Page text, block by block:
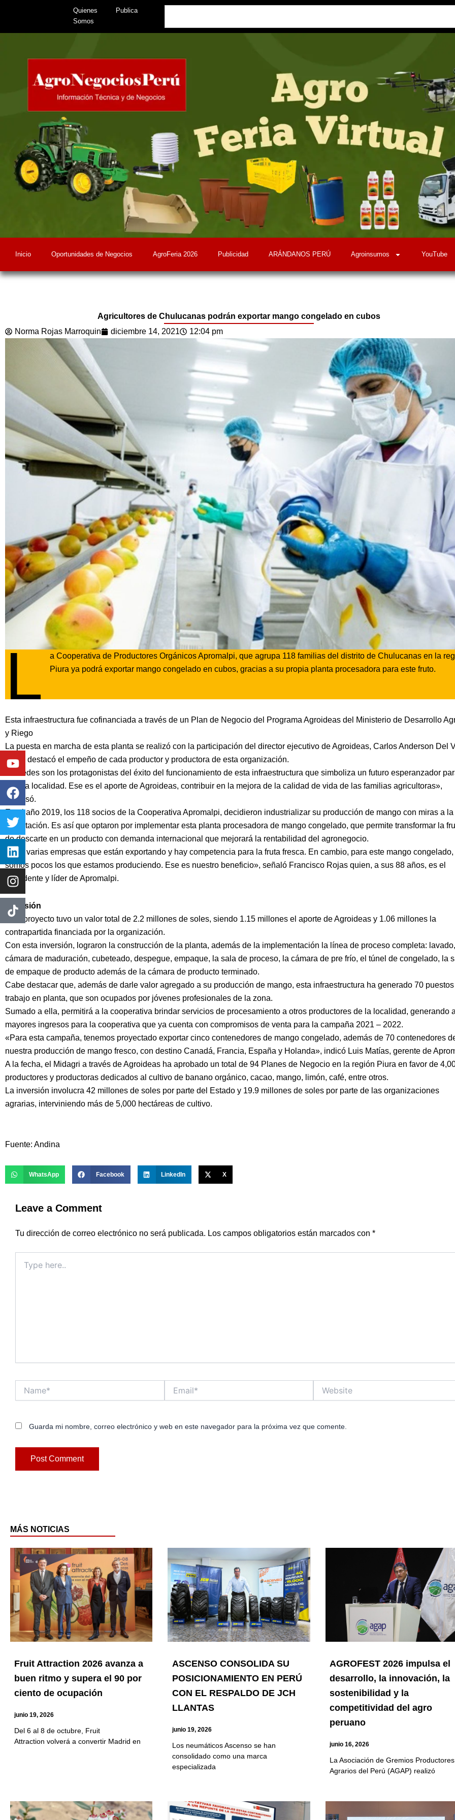
content
Quienes
Somos
Publica
Inicio Oportunidades de Negocios AgroFeria 2026 Publicidad ARÁNDANOS PERÚ Agroinsumos YouTube
Agricultores de Chulucanas podrán exportar mango congelado en cubos
Norma Rojas Marroquin
diciembre 14, 2021 12:04 pm
L
a Cooperativa de Productores Orgánicos Apromalpi, que agrupa 118 familias del distrito de Chulucanas en la
Piura ya podrá exportar mango congelado en cubos, gracias a su propia planta procesadora para este fruto.
Esta infraestructura fue cofinanciada a través de un Plan de Negocio del Programa Agroideas del Ministerio de Desarrollo
y Riego
La puesta en marcha de esta planta se realizó con la participación del director ejecutivo de Agroideas, Carlos Anderson Del
quien destacó el empeño de cada productor y productora de esta organización.
«Ustedes son los protagonistas del éxito del funcionamiento de esta infraestructura que simboliza un futuro esperanzador
toda la localidad. Ese es el aporte de Agroideas, contribuir en la mejora de la calidad de vida de las familias agricultoras»,
expresó.
En el año 2019, los 118 socios de la Cooperativa Apromalpi, decidieron industrializar su producción de mango con miras a la
exportación. Es así que optaron por implementar esta planta procesadora de mango congelado, que permite transformar la
de descarte en un producto con demanda internacional que mejorará la rentabilidad del agronegocio.
«Hay varias empresas que están exportando y hay competencia para la fruta fresca. En cambio, para este mango congelado,
somos pocos los que estamos produciendo. Ese es nuestro beneficio», señaló Francisco Rojas quien, a sus 88 años, es el
presidente y líder de Apromalpi.
Inversión
Este proyecto tuvo un valor total de 2.2 millones de soles, siendo 1.15 millones el aporte de Agroideas y 1.06 millones la
contrapartida financiada por la organización.
Con esta inversión, lograron la construcción de la planta, además de la implementación la línea de proceso completa: lavado,
cámara de maduración, cubeteado, despegue, empaque, la sala de proceso, la cámara de pre frío, el túnel de congelado, la
de empaque de producto además de la cámara de producto terminado.
Cabe destacar que, además de darle valor agregado a su producción de mango, esta infraestructura ha generado 70
trabajo en planta, que son ocupados por jóvenes profesionales de la zona.
Sumado a ella, permitirá a la cooperativa brindar servicios de procesamiento a otros productores de la localidad, generando
mayores ingresos para la cooperativa que ya cuenta con compromisos de venta para la campaña 2021 – 2022.
«Para esta campaña, tenemos proyectado exportar cinco contenedores de mango congelado, además de 70 contenedores
nuestra producción de mango fresco, con destino Canadá, Francia, España y Holanda», indicó Luis Matías, gerente de
A la fecha, el Midagri a través de Agroideas ha aprobado un total de 94 Planes de Negocio en la región Piura en favor de
productores y productoras dedicados al cultivo de banano orgánico, cacao, mango, limón, café, entre otros.
La inversión involucra 42 millones de soles por parte del Estado y 19.9 millones de soles por parte de las organizaciones
agrarias, interviniendo más de 5,000 hectáreas de cultivo.
Fuente: Andina
WhatsApp Facebook LinkedIn X
Leave a Comment
Tu dirección de correo electrónico no será publicada. Los campos obligatorios están marcados con *
here..
Guarda mi nombre, correo electrónico y web en este navegador para la próxima vez que comente.
MÁS NOTICIAS
Fruit Attraction 2026 avanza a
buen ritmo y supera el 90 por
ciento de ocupación
junio 19, 2026
Del 6 al 8 de octubre, Fruit
Attraction volverá a convertir Madrid en
ASCENSO CONSOLIDA SU
POSICIONAMIENTO EN PERÚ
CON EL RESPALDO DE JCH
LLANTAS
junio 19, 2026
Los neumáticos Ascenso se han
consolidado como una marca
especializada
AGROFEST 2026 impulsa el
desarrollo, la innovación, la
sostenibilidad y la
competitividad del agro
peruano
junio 16, 2026
La Asociación de Gremios Productores
Agrarios del Perú (AGAP) realizó
Page
Youtube
Facebook
Twitter
Linkedin
Instagram